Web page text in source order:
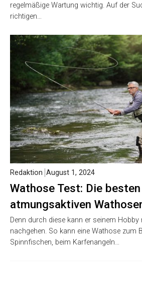
regelmäßige Wartung wichtig. Auf der
richtigen…
Wathose Test: Die besten
atmungsaktiven
Redaktion August 1, 2024
Denn durch diese kann er seinem
nachgehen. So kann eine Wathose zum
Spinnfischen, beim Karfenangeln…